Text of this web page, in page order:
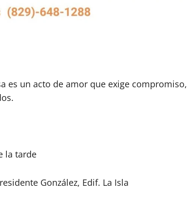
es un acto de amor que exige compromiso,
la tarde
González, Edif. La Isla